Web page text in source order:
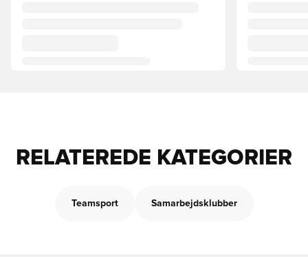
RELATEREDE KATEGORIER
Teamsport Samarbejdsklubber